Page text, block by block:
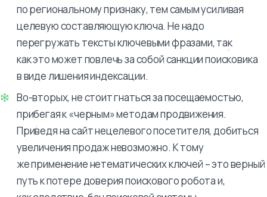
по региональному признаку, тем самым усиливая
целевую составляющую ключа. Не надо
перегружать тексты ключевыми фразами, так
как это может повлечь за собой санкции поисковика
в виде лишения индексации.
Во-вторых, не стоит гнаться за посещаемостью,
прибегая к «черным» методам продвижения.
Приведя на сайт нецелевого посетителя, добиться
увеличения продаж невозможно. К тому
же применение нетематических ключей – это верный
путь к потере доверия поискового робота и,